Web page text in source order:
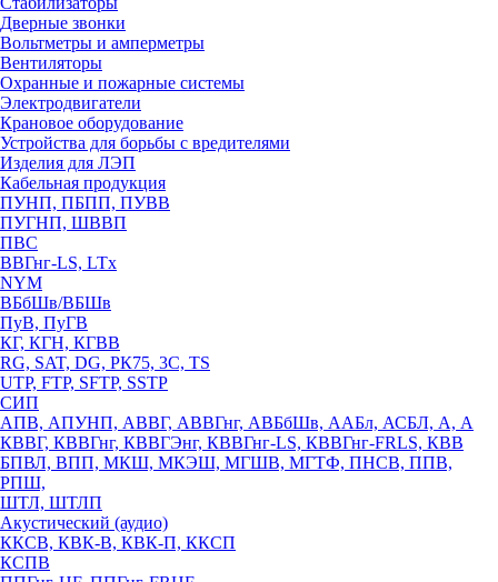
Дверные звонки
Вольтметры и амперметры
Вентиляторы
Охранные и пожарные системы
Электродвигатели
Крановое оборудование
Устройства для борьбы с вредителями
Изделия для ЛЭП
Кабельная продукция
ПУНП, ПБПП, ПУВВ
ПУГНП, ШВВП
ПВС
ВВГнг-LS, LTx
NYM
ВБбШв/ВБШв
ПуВ, ПуГВ
КГ, КГН, КГВВ
RG, SAT, DG, РК75, 3С, TS
UTP, FTP, SFTP, SSTP
СИП
АПВ, АПУНП, АВВГ, АВВГнг, АВБбШв, ААБл, АСБЛ, А, А
КВВГ, КВВГнг, КВВГЭнг, КВВГнг-LS, КВВГнг-FRLS, КВВ
БПВЛ, ВПП, МКШ, МКЭШ, МГШВ, МГТФ, ПНСВ, ППВ,
РПШ,
ШТЛ, ШТЛП
Акустический (аудио)
ККСВ, КВК-В, КВК-П, ККСП
КСПВ